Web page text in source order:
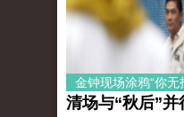
金钟现场涂鸦“你无
清场与“秋后”并